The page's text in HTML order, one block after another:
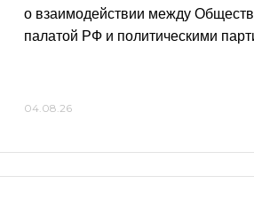
о взаимодействии между
палатой РФ и политическими
04.08.26